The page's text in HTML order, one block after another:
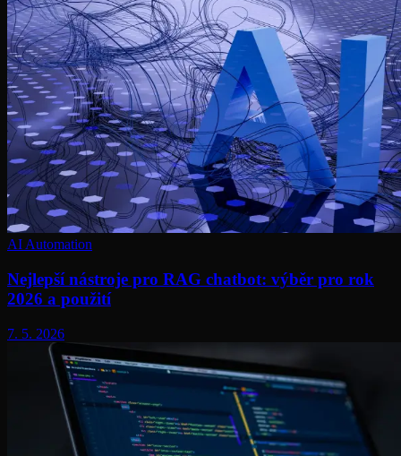
AI Automation
Nejlepší nástroje pro RAG chatbot: výběr pro rok
2026 a použití
7. 5. 2026